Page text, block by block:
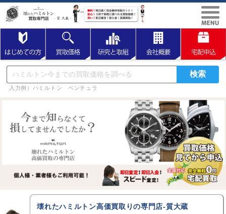
入力例）ハミルトン ベンチュラ
壊れたハミルトン高価買取りの専門店-質大蔵